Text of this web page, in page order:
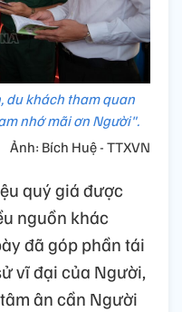
du khách tham quan
nhớ mãi ơn Người".
Ảnh: Bích Huệ - TTXVN
quý giá được
nguồn khác
đã góp phần tái
vĩ đại của Người,
ân cần Người